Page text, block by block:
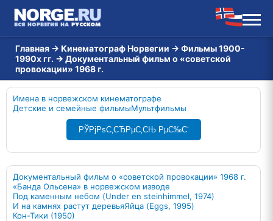
Главная → Кинематограф Норвегии → Фильмы 1900-
1990х гг. → Документальный фильм о «советской
провокации» 1968 г.
Имена в норвежском кинематографе
Детские и семейные фильмыМультфильмы
РЎРјРѕС‚СЂРµС‚СЊ РµС‰С‘
Документальный фильм о «советской провокации» 1968 г.
«Банда Ольсена» в норвежском изводе
Под каменным небом (Under en steinhimmel, 1974)
И на камнях растут деревьяЯйца (Eggs, 1995)
Кон-Тики (1950)